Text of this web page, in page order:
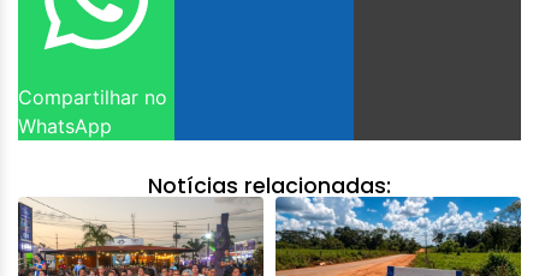
Compartilhar no
WhatsApp
Notícias relacionadas: